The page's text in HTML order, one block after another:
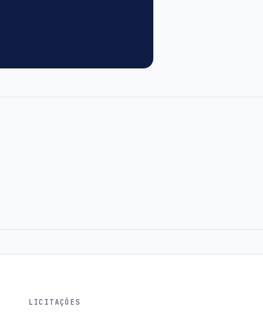
LICITAÇÕES